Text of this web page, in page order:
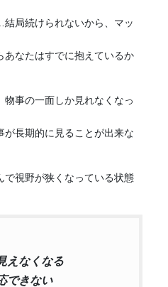
局続けられないから、 マッ
あなたはすでに抱えているか
物事の一面しか見れなくなっ
が長期的に見ることが出来な
で視野が狭くなっている状態
えなくなる
できない